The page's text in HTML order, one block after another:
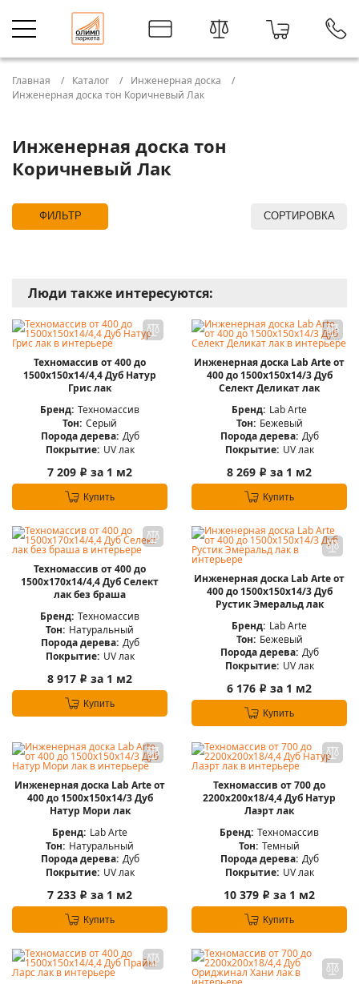
Главная Каталог
Инженерная доска
Инженерная доска тон Коричневый Лак
Инженерная доска тон
Коричневый Лак
ФИЛЬТР СОРТИРОВКА
Люди также интересуются:
Техномассив от 400 до
1500х150х14/4,4 Дуб Натур
Грис лак
Бренд: Техномассив
Тон: Серый
Порода дерева: Дуб
Покрытие: UV лак
7 209 i за 1 м2
Купить
Инженерная доска Lab Arte от
400 до 1500х150х14/3 Дуб
Селект Деликат лак
Бренд: Lab Arte
Тон: Бежевый
Порода дерева: Дуб
Покрытие: UV лак
8 269 i за 1 м2
Купить
Техномассив от 400 до
1500х170х14/4,4 Дуб Селект
лак без браша
Бренд: Техномассив
Тон: Натуральный
Порода дерева: Дуб
Покрытие: UV лак
8 917 i за 1 м2
Купить
Инженерная доска Lab Arte от
400 до 1500х150х14/3 Дуб
Рустик Эмеральд лак
Бренд: Lab Arte
Тон: Бежевый
Порода дерева: Дуб
Покрытие: UV лак
6 176 i за 1 м2
Купить
Инженерная доска Lab Arte от
400 до 1500х150х14/3 Дуб
Натур Мори лак
Бренд: Lab Arte
Тон: Натуральный
Порода дерева: Дуб
Покрытие: UV лак
7 233 i за 1 м2
Купить
Техномассив от 700 до
2200х200х18/4,4 Дуб Натур
Лаэрт лак
Бренд: Техномассив
Тон: Темный
Порода дерева: Дуб
Покрытие: UV лак
10 379 i за 1 м2
Купить